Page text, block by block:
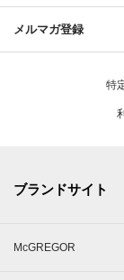
メルマガ登録
特
ブランドサイト
McGREGOR